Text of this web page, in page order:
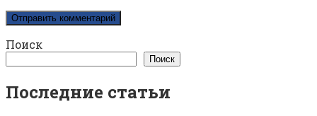
Поиск
Поиск
Последние статьи